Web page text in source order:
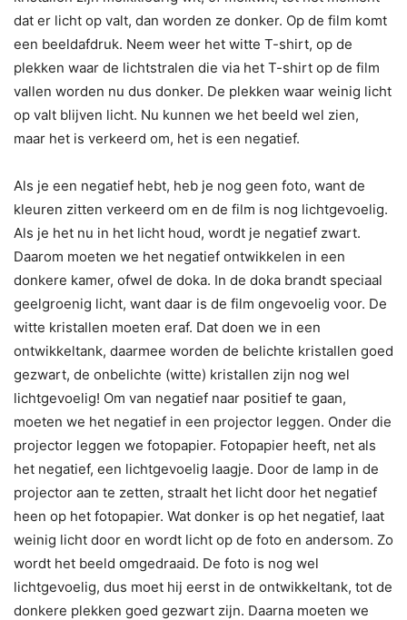
dat er licht op valt, dan worden ze donker. Op de film komt
een beeldafdruk. Neem weer het witte T-shirt, op de
plekken waar de lichtstralen die via het T-shirt op de film
vallen worden nu dus donker. De plekken waar weinig licht
op valt blijven licht. Nu kunnen we het beeld wel zien,
maar het is verkeerd om, het is een negatief.
Als je een negatief hebt, heb je nog geen foto, want de
kleuren zitten verkeerd om en de film is nog lichtgevoelig.
Als je het nu in het licht houd, wordt je negatief zwart.
Daarom moeten we het negatief ontwikkelen in een
donkere kamer, ofwel de doka. In de doka brandt speciaal
geelgroenig licht, want daar is de film ongevoelig voor. De
witte kristallen moeten eraf. Dat doen we in een
ontwikkeltank, daarmee worden de belichte kristallen goed
gezwart, de onbelichte (witte) kristallen zijn nog wel
lichtgevoelig! Om van negatief naar positief te gaan,
moeten we het negatief in een projector leggen. Onder die
projector leggen we fotopapier. Fotopapier heeft, net als
het negatief, een lichtgevoelig laagje. Door de lamp in de
projector aan te zetten, straalt het licht door het negatief
heen op het fotopapier. Wat donker is op het negatief, laat
weinig licht door en wordt licht op de foto en andersom. Zo
wordt het beeld omgedraaid. De foto is nog wel
lichtgevoelig, dus moet hij eerst in de ontwikkeltank, tot de
donkere plekken goed gezwart zijn. Daarna moeten we